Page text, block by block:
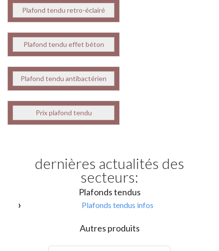
Plafond tendu retro-éclairé
Plafond tendu effet béton
Plafond tendu antibactérien
Prix plafond tendu
dernières actualités des
secteurs:
Plafonds tendus
Plafonds tendus infos
Autres produits